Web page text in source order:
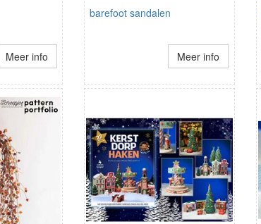
Meer info
barefoot sandalen
Meer info